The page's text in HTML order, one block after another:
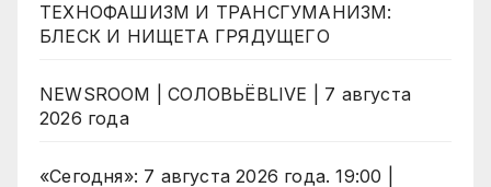
ТЕХНОФАШИЗМ И ТРАНСГУМАНИЗМ:
БЛЕСК И НИЩЕТА ГРЯДУЩЕГО
NEWSROOM | СОЛОВЬЁВLIVE | 7 августа
2026 года
«Сегодня»: 7 августа 2026 года. 19:00 |